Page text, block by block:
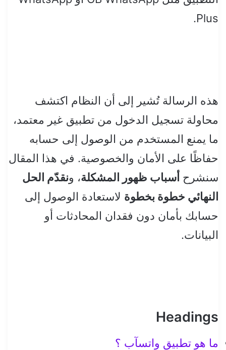
Plus.
هذه الرسالة تُشير إلى أن النظام اكتشف
محاولة تسجيل الدخول من تطبيق غير معتمد،
ما يمنع المستخدم من الوصول إلى حسابه
حفاظًا على الأمان والخصوصية. في هذا المقال
سنشرح أسباب ظهور المشكلة، ونقدّم الحل
النهائي خطوة بخطوة لاستعادة الوصول إلى
حسابك بأمان دون فقدان المحادثات أو
البيانات.
Headings
ما هو تطبيق واتسآب ؟